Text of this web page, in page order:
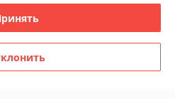
Deal.by